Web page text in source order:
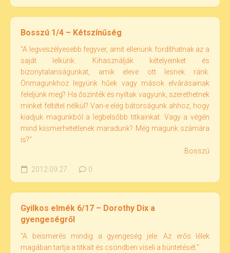
Bosszú 1/4 – Kétszínűség
"A legveszélyesebb fegyver, amit ellenünk fordíthatnak az a
saját lelkünk. Kihasználják kételyeinket és
bizonytalanságunkat, amik eleve ott lesnek ránk.
Önmagunkhoz legyünk hűek vagy mások elvárásainak
feleljünk meg? Ha őszinték és nyiltak vagyunk, szerethetnek
minket feltétel nélkül? Van-e elég bátorságunk ahhoz, hogy
kiadjuk magunkból a legbelsőbb titkainkat. Vagy a végén
mind kiismerhetetlenek maradunk? Még magunk számára
is?"
Bosszú
2012.09.27. 0
Gyilkos elmék 6/17 – Dorothy Dix a
gyengeségről
"A beismerés mindig a gyengeség jele. Az erős lélek
magában tartja a titkait és csöndben viseli a büntetését."